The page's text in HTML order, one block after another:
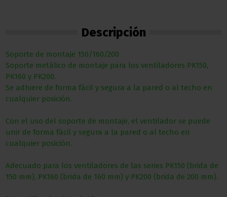
Descripción
Soporte de montaje 150/160/200
Soporte metálico de montaje para los ventiladores PK150,
PK160 y PK200.
Se adhiere de forma fácil y segura a la pared o al techo en
cualquier posición.
Con el uso del soporte de montaje, el ventilador se puede
unir de forma fácil y segura a la pared o al techo en
cualquier posición.
Adecuado para los ventiladores de las series PK150 (brida de
150 mm), PK160 (brida de 160 mm) y PK200 (brida de 200 mm).